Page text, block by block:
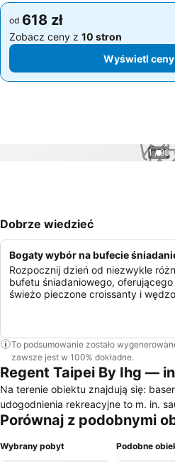
od 618 zł
Zobacz ceny z 10 stron
Wyświetl
od 618 zł
Zobacz ceny z 10 stron
Wyświetl ceny
1 / 99
Dobrze wiedzieć
Bogaty wybór na bufecie
Rozpocznij dzień od niezwykle
bufetu śniadaniowego,
świeżo pieczone croissanty i
To podsumowanie zostało
zawsze jest w 100% dokładne.
Regent Taipei By Ihg —
Na terenie obiektu znajdują się:
udogodnienia rekreacyjne to m. in.
Porównaj z podobnymi
Wybrany pobyt Podobne